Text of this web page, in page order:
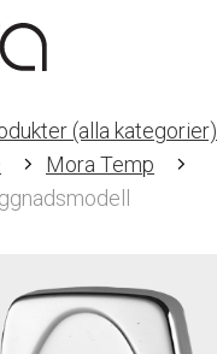
(alla kategorier)
Mora Temp